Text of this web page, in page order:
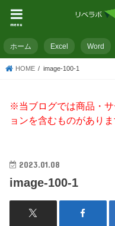
menu
ホーム Excel Word
HOME image-100-1
※当ブログでは商品・
ョンを含むものがあり
2023.01.08
image-100-1